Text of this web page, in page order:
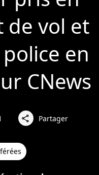
vol et
en
CNews
share Partager